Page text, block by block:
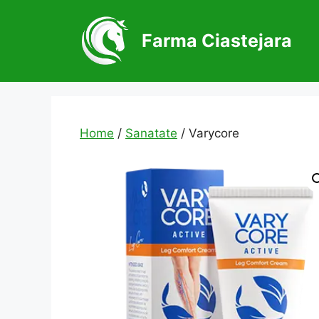
Farma Ciastejara
Home / Sanatate / Varycore